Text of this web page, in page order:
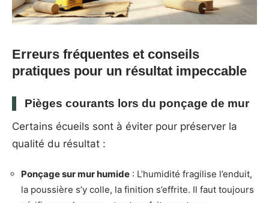
Erreurs fréquentes et conseils
pratiques pour un résultat impeccable
Pièges courants lors du ponçage de mur
Certains écueils sont à éviter pour préserver la
qualité du résultat :
Ponçage sur mur humide : L’humidité fragilise l’enduit,
la poussière s’y colle, la finition s’effrite. Il faut toujours